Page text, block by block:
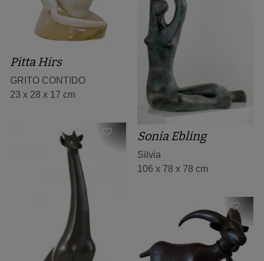
Pitta Hirs
GRITO CONTIDO
23 x 28 x 17 cm
Sonia Ebling
Silvia
106 x 78 x 78 cm